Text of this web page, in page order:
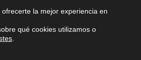
conversación veraniego
Política de cookies
la mejor experiencia en
qué cookies utilizamos o